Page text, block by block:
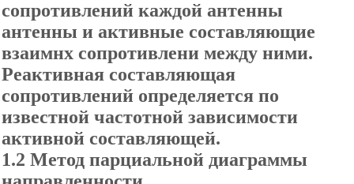
сопротивлений каждой антенны
антенны и активные составляющие
взаимнх сопротивлени между ними.
Реактивная составляющая
сопротивлений определяется по
известной частотной зависимости
активной составляющей.
1.2 Метод парциальной диаграммы